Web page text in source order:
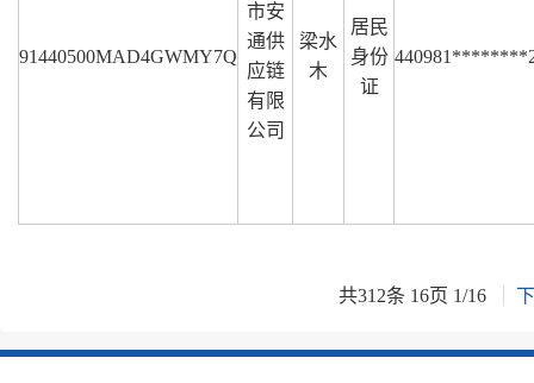
91440500MAD4GWMY7Q
市安
通供
应链
有限
公司
梁水
木
居民
身份
证
共312条 16页 1/16